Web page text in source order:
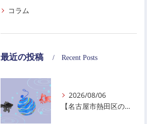
コラム
最近の投稿 Recent Posts
2026/08/06
【名古屋市熱田区の警備会社】夏季休業のお知らせ